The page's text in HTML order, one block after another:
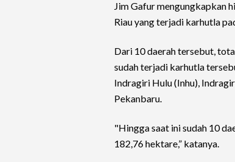
Jim Gafur mengungkapkan
Riau yang terjadi karhutla
Dari 10 daerah tersebut,
sudah terjadi karhutla
Indragiri Hulu (Inhu),
Pekanbaru.
"Hingga saat ini sudah 10
182,76 hektare,” katanya.